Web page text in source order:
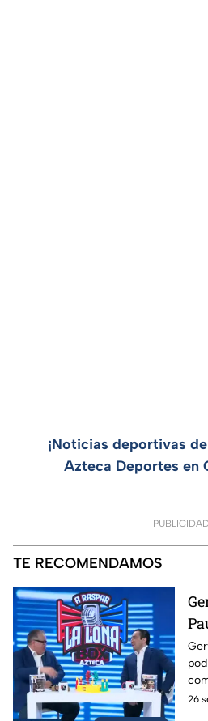
¡Noticias deportivas
Azteca Deportes en
PUBLICIDAD
TE RECOMENDAMOS
26